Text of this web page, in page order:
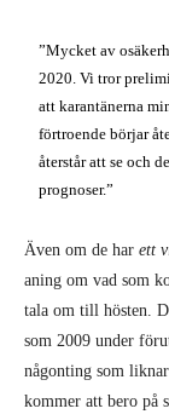
”Mycket av
2020. Vi tror
att karantänerna
förtroende börjar
återstår att se och
prognoser.”
Även om de har ett
aning om vad som
tala om till hösten.
som 2009 under
någonting som
kommer att bero på